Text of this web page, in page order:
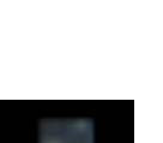
al fantasy.